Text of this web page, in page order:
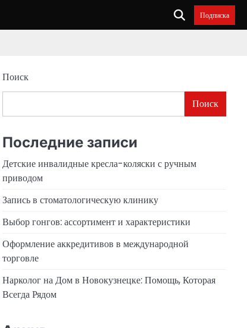
Подписка
Поиск
Поиск
Последние записи
Детские инвалидные кресла-коляски с ручным
приводом
Запись в стоматологическую клинику
Выбор гонгов: ассортимент и характеристики
Оформление аккредитивов в международной
торговле
Нарколог на Дом в Новокузнецке: Помощь, Которая
Всегда Рядом